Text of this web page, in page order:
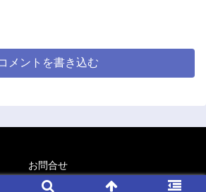
メントを書き込む
お問合せ